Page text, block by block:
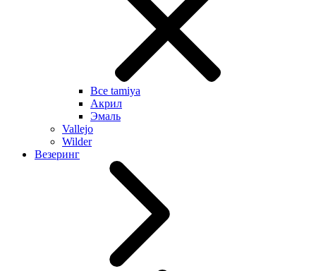
Все tamiya
Акрил
Эмаль
Vallejo
Wilder
Везеринг